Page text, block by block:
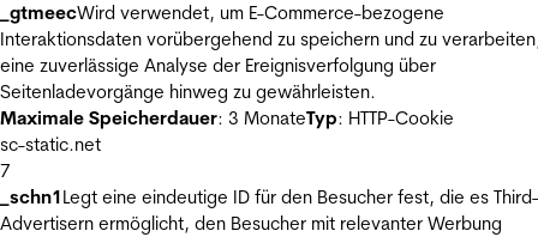
_gtmeecWird verwendet, um E-Commerce-bezogene
Interaktionsdaten vorübergehend zu speichern und zu
eine zuverlässige Analyse der Ereignisverfolgung über
Seitenladevorgänge hinweg zu gewährleisten.
Maximale Speicherdauer: 3 MonateTyp: HTTP-Cookie
sc-static.net
7
_schn1Legt eine eindeutige ID für den Besucher fest, die es
Advertisern ermöglicht, den Besucher mit relevanter Werbung